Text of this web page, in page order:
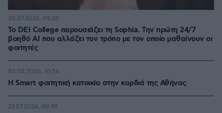
Το DEI College παρουσιάζει τη Sophia. Την πρώτη 24/7
βοηθό AI που αλλάζει τον τρόπο με τον οποίο μαθαίνουν οι
φοιτητές
30.07.2026, 09:33
Η Smart φοιτητική κατοικία στην καρδιά της Αθήνας
03.08.2026, 10:56
29.07.2026, 09:39